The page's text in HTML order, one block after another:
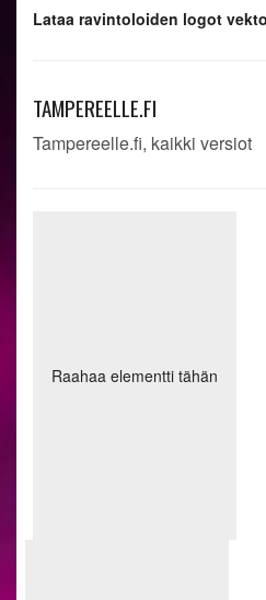
Lataa ravintoloiden logot
TAMPEREELLE.FI
Tampereelle.fi, kaikki versiot